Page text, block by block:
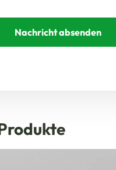
Nachricht absenden